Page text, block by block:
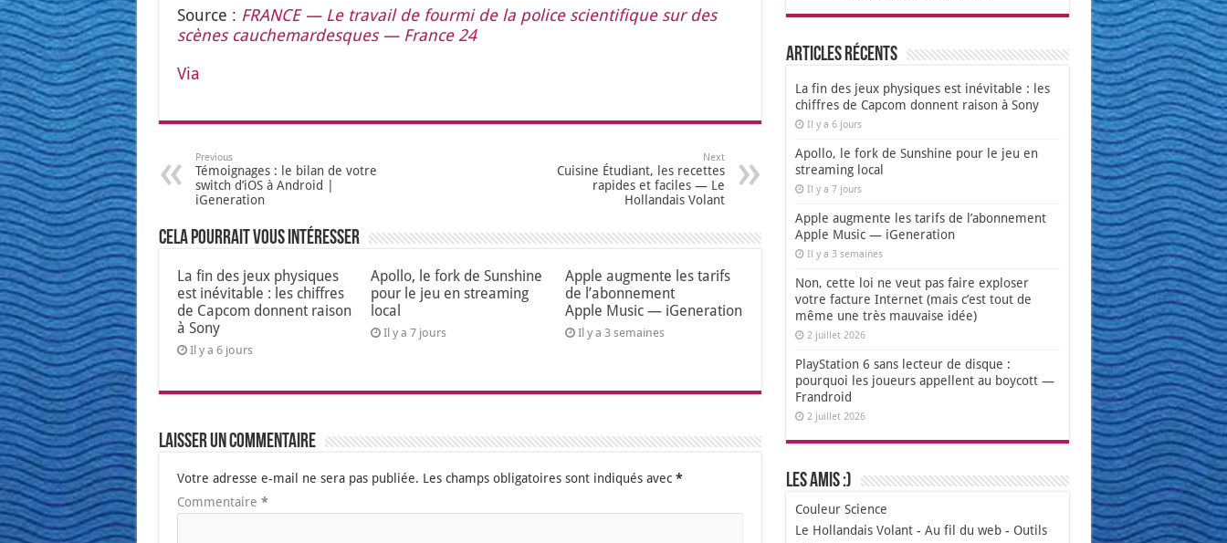
Source : FRANCE — Le tra­vail de four­mi de la police scien­ti­fique sur des
scènes cau­che­mar­desques — France 24
Via
Previous
Témoignages : le bilan de votre
switch d’iOS à Android |
iGeneration
Next
Cuisine Étudiant, les recettes
rapides et faciles — Le
Hollandais Volant
Cela pourrait vous intéresser
La fin des jeux physiques
est inévitable : les chiffres
de Capcom donnent raison
à Sony
Il y a 6 jours
Apollo, le fork de Sunshine
pour le jeu en streaming
local
Il y a 7 jours
Apple augmente les tarifs
de l’abonnement
Apple Music — iGeneration
Il y a 3 semaines
Laisser un commentaire
Votre adresse e-mail ne sera pas publiée. Les champs obligatoires sont indiqués avec *
Commentaire *
Articles récents
La fin des jeux physiques est inévitable : les
chiffres de Capcom donnent raison à Sony
Il y a 6 jours
Apollo, le fork de Sunshine pour le jeu en
streaming local
Il y a 7 jours
Apple augmente les tarifs de l’abonnement
Apple Music — iGeneration
Il y a 3 semaines
Non, cette loi ne veut pas faire exploser
votre facture Internet (mais c’est tout de
même une très mauvaise idée)
2 juillet 2026
PlayStation 6 sans lecteur de disque :
pourquoi les joueurs appellent au boycott —
Frandroid
2 juillet 2026
Les amis :)
Couleur Science
Le Hollandais Volant- Au fil du web- Outils